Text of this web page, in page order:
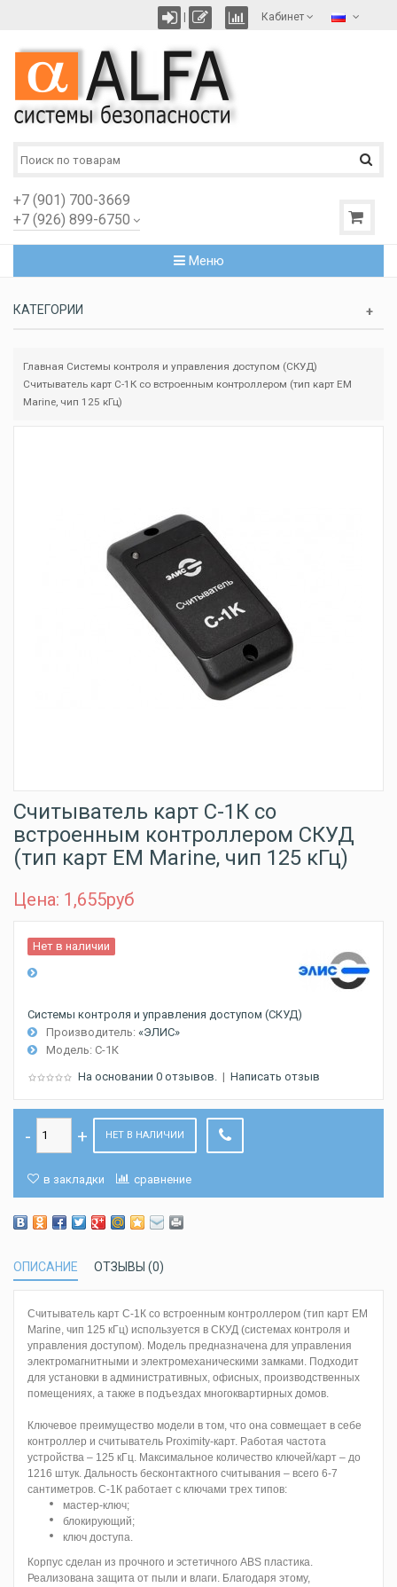
Кабинет
+7 (901) 700-3669
+7 (926) 899-6750
Меню
КАТЕГОРИИ
Главная Системы контроля и управления доступом (СКУД)
Считыватель карт С-1К со встроенным контроллером (тип карт EM
Marine, чип 125 кГц)
Считыватель карт С-1К со
встроенным контроллером СКУД
(тип карт EM Marine, чип 125 кГц)
Цена: 1,655руб
Нет в наличии
Системы контроля и управления доступом (СКУД)
Производитель: «ЭЛИС»
Модель: С-1К
На основании 0 отзывов. | Написать отзыв
НЕТ В НАЛИЧИИ
в закладки сравнение
ОПИСАНИЕ ОТЗЫВЫ (0)
Считыватель карт С-1К со встроенным контроллером (тип карт EM
Marine, чип 125 кГц) используется в СКУД (системах контроля и
управления доступом). Модель предназначена для управления
электромагнитными и электромеханическими замками. Подходит
для установки в административных, офисных, производственных
помещениях, а также в подъездах многоквартирных домов.
Ключевое преимущество модели в том, что она совмещает в себе
контроллер и считыватель Proximity-карт. Работая частота
устройства – 125 кГц. Максимальное количество ключей/карт – до
1216 штук. Дальность бесконтактного считывания – всего 6-7
сантиметров. С-1К работает с ключами трех типов:
мастер-ключ;
блокирующий;
ключ доступа.
Корпус сделан из прочного и эстетичного ABS пластика.
Реализована защита от пыли и влаги. Благодаря этому,